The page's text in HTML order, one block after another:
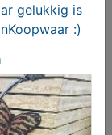
gelukkig is
:)